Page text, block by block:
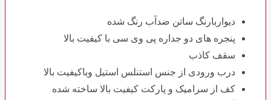
دیواربارنگ ساتن ضدآب رنگ شده
پنجره های دو جداره پی وی سی با کیفیت بالا
سقف کاذب
درب ورودی از جنس استنلس استیل وباکیفیت بالا
کف از سرامیک و پارکت کیفیت بالا ساخته شده